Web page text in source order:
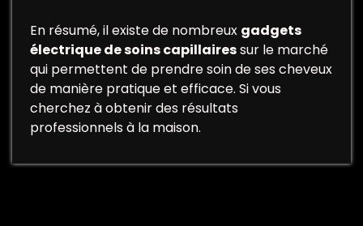
En résumé, il existe de nombreux gadgets
électrique de soins capillairessur le marché
qui permettent de prendre soin de ses cheveux
de manière pratique et efficace. Si vous
cherchez à obtenir des résultats
professionnels à la maison.